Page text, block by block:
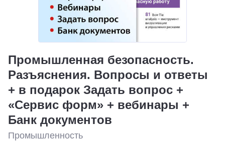
Промышленная безопасность.
Разъяснения. Вопросы и ответы
+ в подарок Задать вопрос +
«Сервис форм» + вебинары +
Банк документов
Промышленность